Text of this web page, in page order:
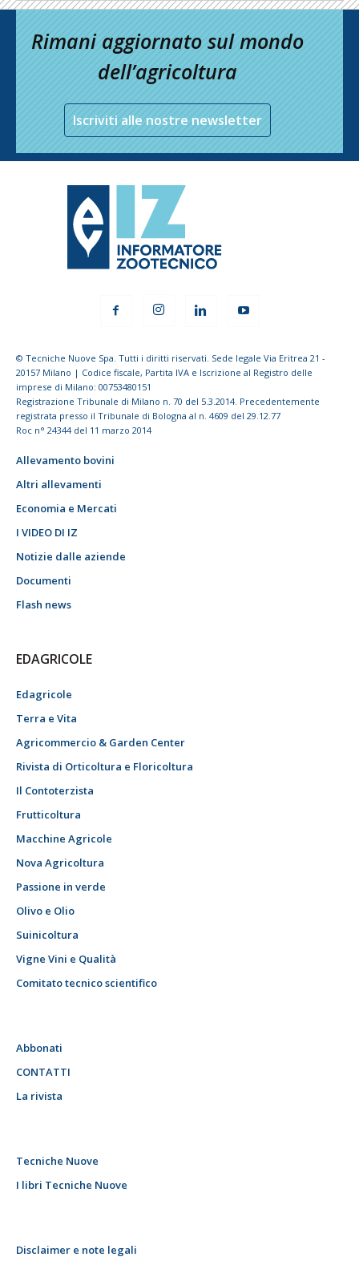
Rimani aggiornato sul mondo
dell’agricoltura
Iscriviti alle nostre newsletter
© Tecniche Nuove Spa. Tutti i diritti riservati. Sede legale Via Eritrea 21 -
20157 Milano | Codice fiscale, Partita IVA e Iscrizione al Registro delle
imprese di Milano: 00753480151
Registrazione Tribunale di Milano n. 70 del 5.3.2014. Precedentemente
registrata presso il Tribunale di Bologna al n. 4609 del 29.12.77
Roc n° 24344 del 11 marzo 2014
Allevamento bovini
Altri allevamenti
Economia e Mercati
I VIDEO DI IZ
Notizie dalle aziende
Documenti
Flash news
EDAGRICOLE
Edagricole
Terra e Vita
Agricommercio & Garden Center
Rivista di Orticoltura e Floricoltura
Il Contoterzista
Frutticoltura
Macchine Agricole
Nova Agricoltura
Passione in verde
Olivo e Olio
Suinicoltura
Vigne Vini e Qualità
Comitato tecnico scientifico
Abbonati
CONTATTI
La rivista
Tecniche Nuove
I libri Tecniche Nuove
Disclaimer e note legali